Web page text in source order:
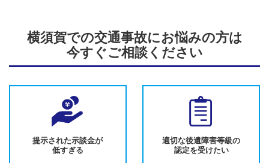
横須賀での交通事故にお悩みの方は
今すぐご相談ください
提示された示談金が
低すぎる
適切な後遺障害等級の
認定を受けたい